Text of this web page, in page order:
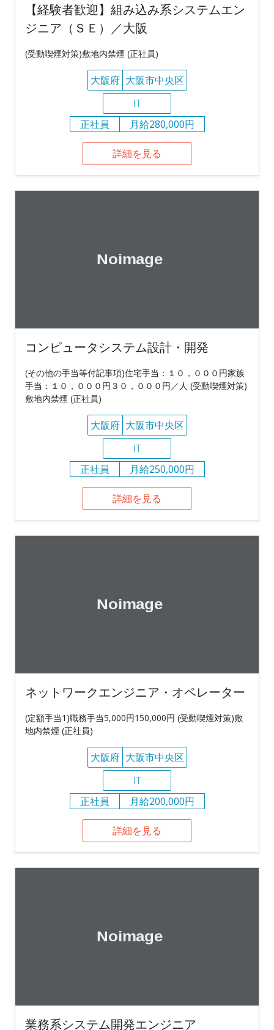
【経験者歓迎】組み込み系システムエン
ジニア（ＳＥ）／大阪
(受動喫煙対策)敷地内禁煙 (正社員)
大阪府 大阪市中央区
IT
正社員
月給280,000円
詳細を見る
コンピュータシステム設計・開発
(その他の手当等付記事項)住宅手当：１０，０００円家族
手当：１０，０００円３０，０００円／人 (受動喫煙対策)
敷地内禁煙 (正社員)
大阪府 大阪市中央区
IT
正社員
月給250,000円
詳細を見る
ネットワークエンジニア・オペレーター
(定額手当1)職務手当5,000円150,000円 (受動喫煙対策)敷
地内禁煙 (正社員)
大阪府 大阪市中央区
IT
正社員
月給200,000円
詳細を見る
業務系システム開発エンジニア